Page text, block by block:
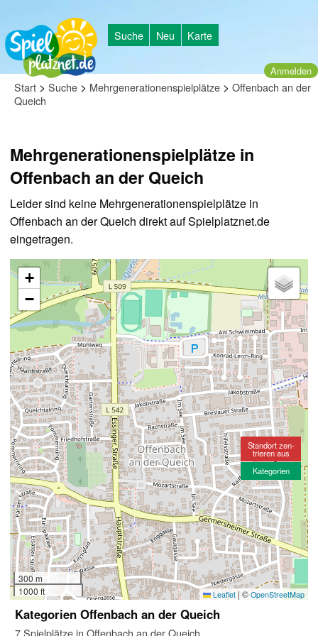
Suche Neu Karte
Anmelden
Start > Suche > Mehrgenerationenspielplätze > Offenbach an der
Queich
Mehrgenerationenspielplätze in
Offenbach an der Queich
Leider sind keine Mehrgenerationenspielplätze in
Offenbach an der Queich direkt auf Spielplatznet.de
eingetragen.
+
−
300 m
1000 ft
Leaflet |©OpenStreetMap
Standort zen-
trieren aus
Kategorien
Kategorien Offenbach an der Queich
7 Spielplätze in Offenbach an der Queich